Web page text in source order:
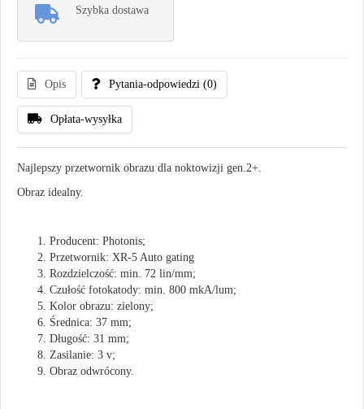
Szybka dostawa
Opis Pytania-odpowiedzi (0)
Opłata-wysyłka
Najlepszy przetwornik obrazu dla noktowizji gen.2+.
Obraz idealny.
Producent: Photonis;
Przetwornik: XR-5 Auto gating
Więcej:
noktowizyjna-
Rozdzielczość: min. 72 lin/mm;
Czułość fotokatody: min. 800 mkA/lum;
Kolor obrazu: zielony;
Średnica: 37 mm;
Długość: 31 mm;
Zasilanie: 3 v;
Obraz odwrócony.